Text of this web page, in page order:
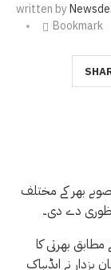
written by
Bookmark
بھر کے مختلف
دے دی۔
بھرتی کا
بزدار نے ایڈہاک